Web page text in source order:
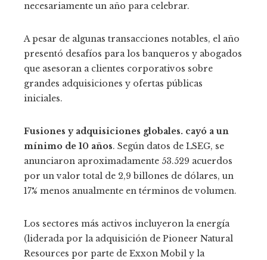
necesariamente un año para celebrar.
A pesar de algunas transacciones notables, el año
presentó desafíos para los banqueros y abogados
que asesoran a clientes corporativos sobre
grandes adquisiciones y ofertas públicas
iniciales.
Fusiones y adquisiciones globales. cayó a un
mínimo de 10 años. Según datos de LSEG, se
anunciaron aproximadamente 53.529 acuerdos
por un valor total de 2,9 billones de dólares, un
17% menos anualmente en términos de volumen.
Los sectores más activos incluyeron la energía
(liderada por la adquisición de Pioneer Natural
Resources por parte de Exxon Mobil y la